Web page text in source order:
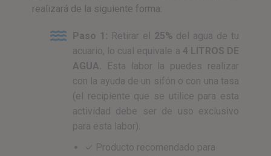
realizará de la siguiente forma:
Paso 1: Retirar el 25% del agua de tu
acuario, lo cual equivale a 4 LITROS DE
AGUA. Esta labor la puedes realizar
con la ayuda de un sifón o con una tasa
(el recipiente que se utilice para esta
actividad debe ser de uso exclusivo
para esta labor).
✓ Producto recomendado para